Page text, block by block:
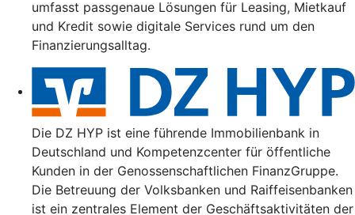
umfasst passgenaue Lösungen für Leasing, Mietkauf
und Kredit sowie digitale Services rund um den
Finanzierungsalltag.
Die DZ HYP ist eine führende Immobilienbank in
Deutschland und Kompetenzcenter für öffentliche
Kunden in der Genossenschaftlichen FinanzGruppe.
Die Betreuung der Volksbanken und Raiffeisenbanken
ist ein zentrales Element der Geschäftsaktivitäten der